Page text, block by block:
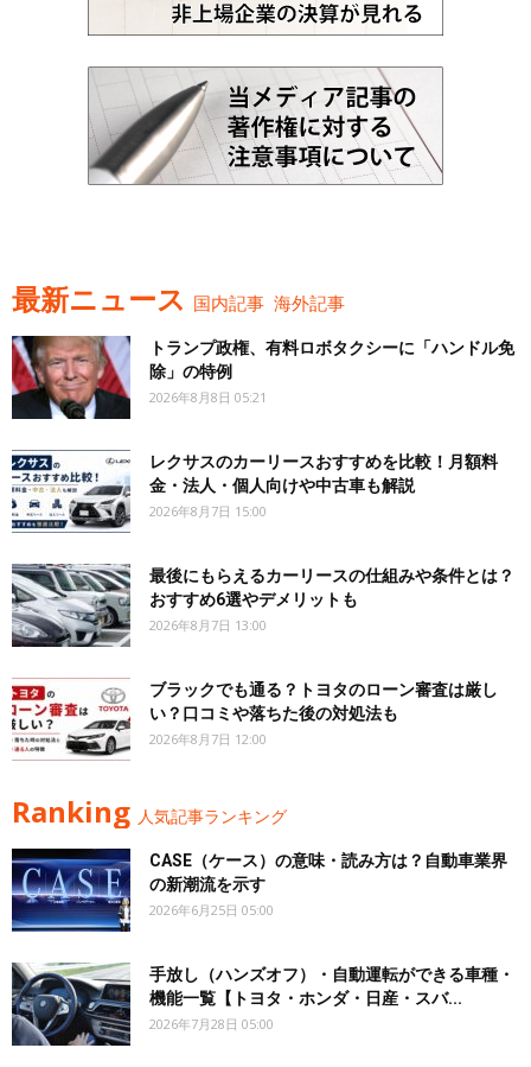
最新ニュース 国内記事 海外記事
トランプ政権、有料ロボタクシーに「ハンドル免
除」の特例
2026年8月8日 05:21
レクサスのカーリースおすすめを比較！月額料
金・法人・個人向けや中古車も解説
2026年8月7日 15:00
最後にもらえるカーリースの仕組みや条件とは？
おすすめ6選やデメリットも
2026年8月7日 13:00
ブラックでも通る？トヨタのローン審査は厳し
い？口コミや落ちた後の対処法も
2026年8月7日 12:00
Ranking 人気記事ランキング
CASE（ケース）の意味・読み方は？自動車業界
の新潮流を示す
2026年6月25日 05:00
手放し（ハンズオフ）・自動運転ができる車種・
機能一覧【トヨタ・ホンダ・日産・スバ...
2026年7月28日 05:00